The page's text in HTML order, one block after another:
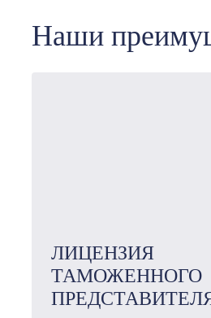
Наши
ЛИЦЕНЗИЯ
ТАМОЖЕННОГО